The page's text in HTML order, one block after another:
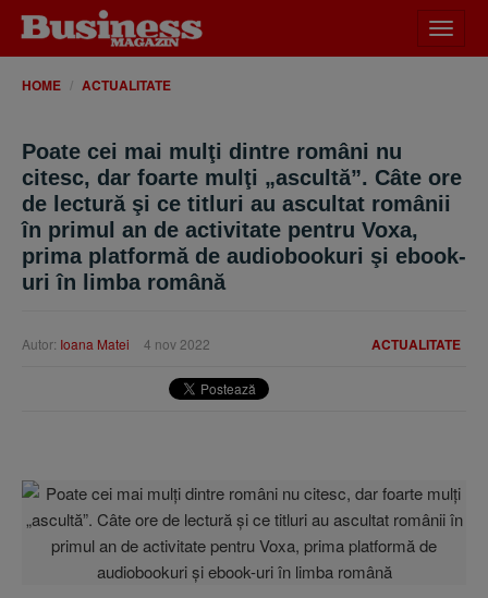
meniu
HOME ACTUALITATE
Poate cei mai mulţi dintre români nu
citesc, dar foarte mulţi „ascultă”. Câte ore
de lectură şi ce titluri au ascultat românii
în primul an de activitate pentru Voxa,
prima platformă de audiobookuri şi ebook-
uri în limba română
ACTUALITATE
Autor: Ioana Matei 4 nov 2022